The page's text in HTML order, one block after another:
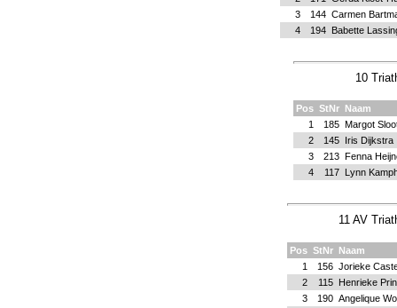
3
144 Carmen
4
194 Babette
10
Pos StNr
Naam
1
185 Margot
2
145
Iris Dijkstra
3
213 Fenna
4
117 Lynn
11 AV
Pos StNr Naam
1
156 Jorieke
2
115 Henrieke
3
190 Angelique